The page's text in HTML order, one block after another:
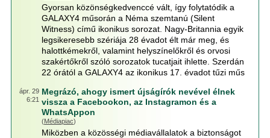
Gyorsan közönségkedvenccé vált, így folytatódik a
GALAXY4 műsorán a Néma szemtanú (Silent
Witness) című ikonikus sorozat. Nagy-Britannia egyik
legsikeresebb szériája 28 évadot élt már meg, és
halottkémekről, valamint helyszínelőkről és orvosi
szakértőkről szóló sorozatok tucatjait ihlette. Szerdán
22 órától a GALAXY4 az ikonikus 17. évadot tűzi műs
ápr. 29
6:21
Megrázó, ahogy ismert újságírók nevével élnek
vissza a Facebookon, az Instagramon és a
WhatsAppon
(Médiapiac)
Miközben a közösségi médiavállalatok a biztonságot